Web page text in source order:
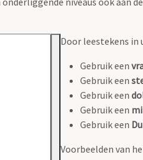
Door leestekens in
Gebruik een
Gebruik een
Gebruik een
Gebruik een
Gebruik een
Voorbeelden van